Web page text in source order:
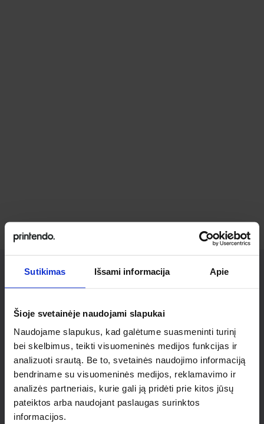
Sutikimas Išsami informacija Apie
Šioje svetainėje naudojami slapukai
Naudojame slapukus, kad galėtume suasmeninti turinį
bei skelbimus, teikti visuomeninės medijos funkcijas ir
analizuoti srautą. Be to, svetainės naudojimo informaciją
bendriname su visuomeninės medijos, reklamavimo ir
analizės partneriais, kurie gali ją pridėti prie kitos jūsų
pateiktos arba naudojant paslaugas surinktos
informacijos.
Ieškai
individualaus
sprendimo?
Susisiek su mumis dėl
nestandartinio produkto aptarimo.